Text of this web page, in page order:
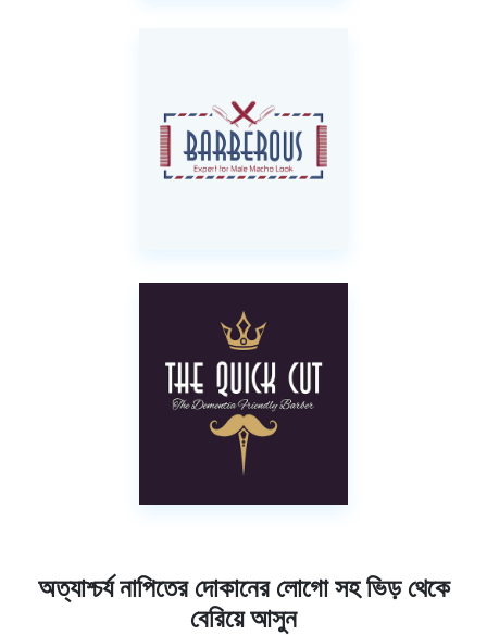
অত্যাশ্চর্য নাপিতের দোকানের লোগো সহ ভিড় থেকে
বেরিয়ে আসুন